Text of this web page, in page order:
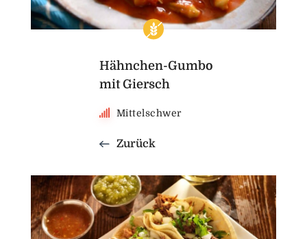
Hähnchen-Gumbo
mit Giersch
Mittelschwer
Zurück